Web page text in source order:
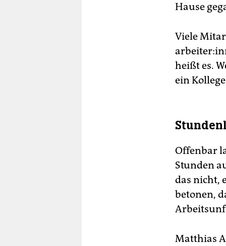
Hause
Viele
heißt es.
ein
Offenbar
Stunden
das nicht,
betonen,
Matthias